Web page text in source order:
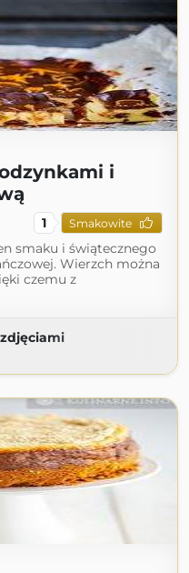
i
1 Smakowite
smaku i świątecznego
Wierzch można
czemu z